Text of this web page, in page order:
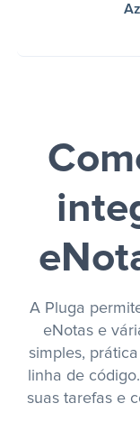
A Pluga
eNotas e
simples,
linha de
suas tarefas e